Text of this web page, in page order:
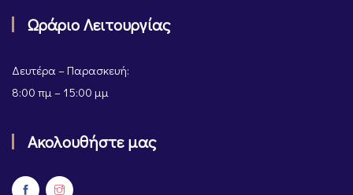
Ωράριο Λειτουργίας
Δευτέρα – Παρασκευή:
8:00 πμ – 15:00 μμ
Ακολουθήστε μας